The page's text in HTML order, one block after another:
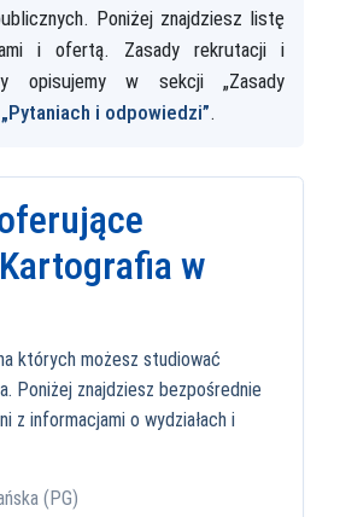
Poniżej znajdziesz listę
i ofertą. Zasady rekrutacji i
opisujemy w sekcji „Zasady
„Pytaniach i odpowiedzi”.
w
których możesz studiować
Poniżej znajdziesz bezpośrednie
z informacjami o wydziałach i
(PG)